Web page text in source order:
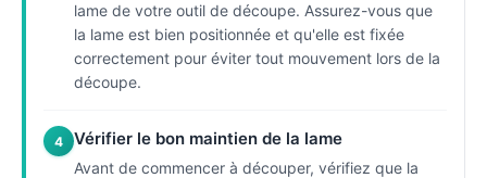
lame de votre outil de découpe. Assurez-vous que
la lame est bien positionnée et qu'elle est fixée
correctement pour éviter tout mouvement lors de la
découpe.
4 Vérifier le bon maintien de la lame
Avant de commencer à découper, vérifiez que la